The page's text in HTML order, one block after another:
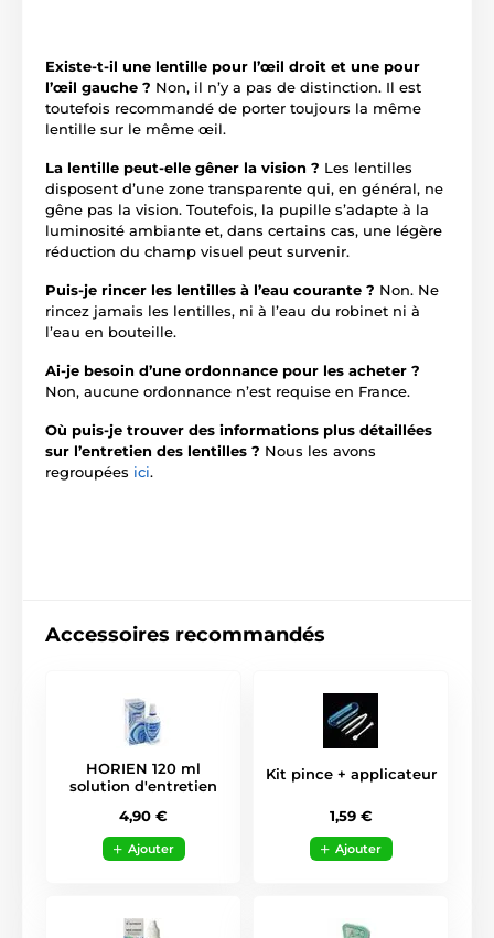
Existe-t-il une lentille pour l’œil droit et une pour
l’œil gauche ? Non, il n’y a pas de distinction. Il est
toutefois recommandé de porter toujours la même
lentille sur le même œil.
La lentille peut-elle gêner la vision ? Les lentilles
disposent d’une zone transparente qui, en général, ne
gêne pas la vision. Toutefois, la pupille s’adapte à la
luminosité ambiante et, dans certains cas, une légère
réduction du champ visuel peut survenir.
Puis-je rincer les lentilles à l’eau courante ? Non. Ne
rincez jamais les lentilles, ni à l’eau du robinet ni à
l’eau en bouteille.
Ai-je besoin d’une ordonnance pour les acheter ?
Non, aucune ordonnance n’est requise en France.
Où puis-je trouver des informations plus détaillées
sur l’entretien des lentilles ? Nous les avons
regroupées ici.
Accessoires recommandés
HORIEN 120 ml
solution d'entretien
4,90 €
Ajouter
Kit pince + applicateur
1,59 €
Ajouter